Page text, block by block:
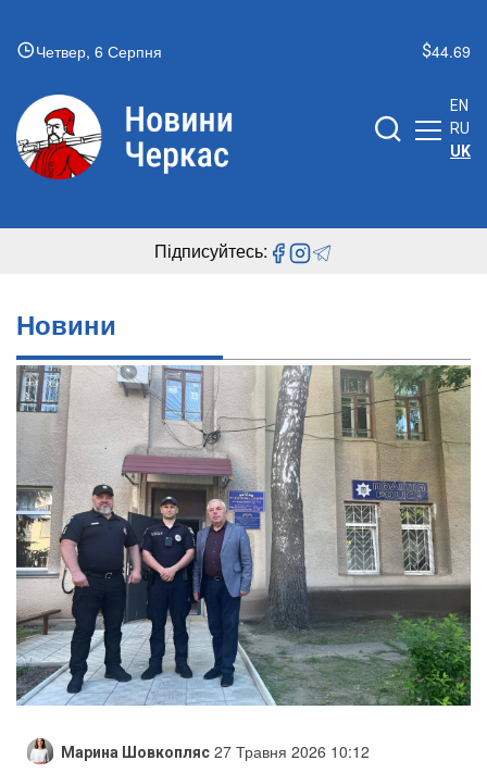
Четвер, 6 Серпня 44.69
EN
RU
UK
Підписуйтесь:
Новини
Марина Шовкопляс 27 Травня 2026 10:12